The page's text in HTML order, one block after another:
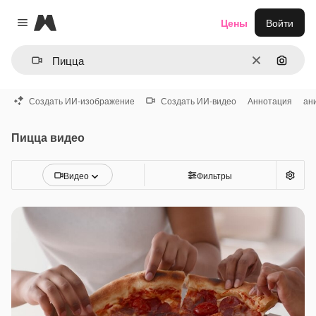
Close menu
Magnific
ОчиститьПоиск
Цены Войти
Создать ИИ-изображение Создать ИИ-видео Аннотация
Пицца видео
Видео Фильтры